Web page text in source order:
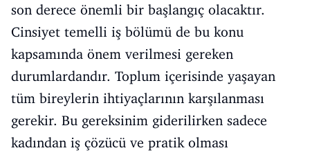
son derece önemli bir başlangıç olacaktır.
Cinsiyet temelli iş bölümü de bu konu
kapsamında önem verilmesi gereken
durumlardandır. Toplum içerisinde yaşayan
tüm bireylerin ihtiyaçlarının karşılanması
gerekir. Bu gereksinim giderilirken sadece
kadından iş çözücü ve pratik olması